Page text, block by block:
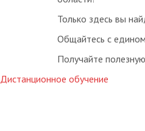
Только здесь вы
Общайтесь с
Получайте
Дистанционное обучение